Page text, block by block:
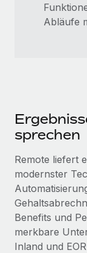
Abläufe
sprechen
Remote liefert
modernster
Benefits und
merkbare
Inland und